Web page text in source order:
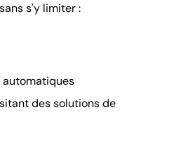
s'y limiter :
automatiques
des solutions de